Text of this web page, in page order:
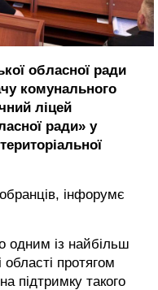
обласної ради
комунального
ліцей
ради» у
інфорумє
одним із найбільш
протягом
підтримку такого